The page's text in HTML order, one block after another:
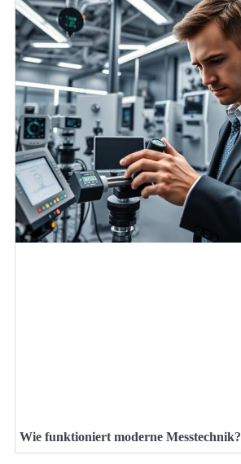
Wie funktioniert moderne Messtechnik?